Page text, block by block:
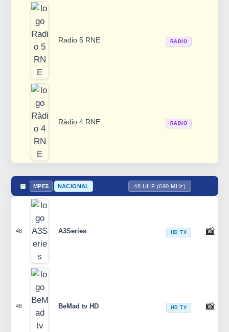
Radio 5 RNE RADIO
Ràdio 4 RNE RADIO
MPE5 NACIONAL 48 UHF (690 MHz)
48 A3Series HD TV 📸
48 BeMad tv HD HD TV 📸